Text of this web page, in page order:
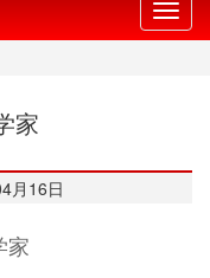
切
换
家
月16日
家